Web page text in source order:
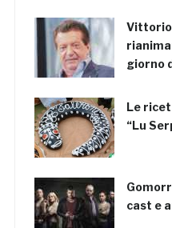
Vittorio
giorno
Le
“Lu
cast e